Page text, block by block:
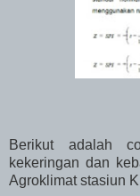
Berikut adalah
kekeringan dan
Agroklimat stasiun